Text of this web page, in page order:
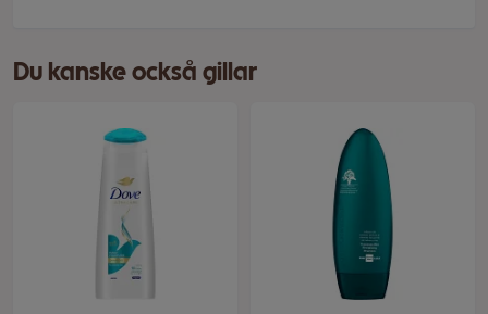
Du kanske också gillar